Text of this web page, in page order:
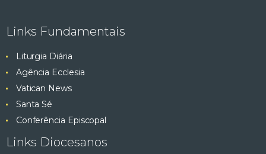
Links Fundamentais
Liturgia Diária
Agência Ecclesia
Vatican News
Santa Sé
Conferência Episcopal
Links Diocesanos